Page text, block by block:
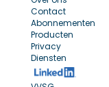
Contact
Abonnementen
Producten
Privacy
Diensten